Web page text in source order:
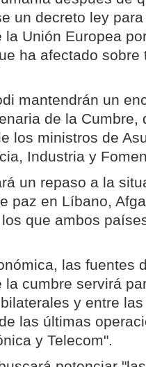
un decreto ley
la Unión Europea
ha afectado sobre
mantendrán un
de la Cumbre,
los ministros de
Industria y
un repaso a la
paz en Líbano,
que ambos
las fuentes
la cumbre servirá
y entre
las últimas
y Telecom".